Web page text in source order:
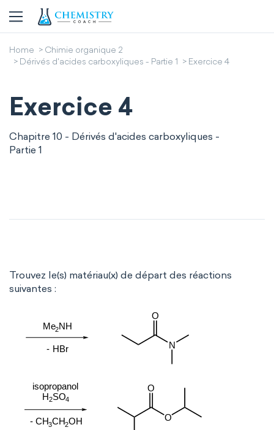
Home
Chimie organique 2
Dérivés d'acides carboxyliques - Partie 1
Exercice 4
Exercice 4
Chapitre 10 - Dérivés d'acides carboxyliques -
Partie 1
Trouvez le(s) matériau(x) de départ des réactions
suivantes :